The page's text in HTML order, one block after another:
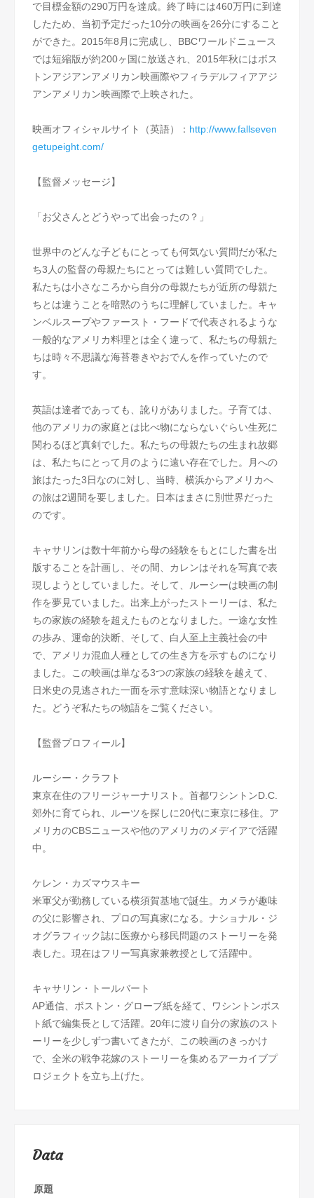
で目標金額の290万円を達成。終了時には460万円に到達
したため、当初予定だった10分の映画を26分にすること
ができた。2015年8月に完成し、BBCワールドニュース
では短縮版が約200ヶ国に放送され、2015年秋にはボス
トンアジアンアメリカン映画際やフィラデルフィアアジ
アンアメリカン映画際で上映された。
映画オフィシャルサイト（英語）： http://www.fallseven
getupeight.com/
【監督メッセージ】
「お父さんとどうやって出会ったの？」
世界中のどんな子どもにとっても何気ない質問だが私た
ち3人の監督の母親たちにとっては難しい質問でした。
私たちは小さなころから自分の母親たちが近所の母親た
ちとは違うことを暗黙のうちに理解していました。キャ
ンベルスープやファースト・フードで代表されるような
一般的なアメリカ料理とは全く違って、私たちの母親た
ちは時々不思議な海苔巻きやおでんを作っていたので
す。
英語は達者であっても、訛りがありました。子育ては、
他のアメリカの家庭とは比べ物にならないぐらい生死に
関わるほど真剣でした。私たちの母親たちの生まれ故郷
は、私たちにとって月のように遠い存在でした。月への
旅はたった3日なのに対し、当時、横浜からアメリカへ
の旅は2週間を要しました。日本はまさに別世界だった
のです。
キャサリンは数十年前から母の経験をもとにした書を出
版することを計画し、その間、カレンはそれを写真で表
現しようとしていました。そして、ルーシーは映画の制
作を夢見ていました。出来上がったストーリーは、私た
ちの家族の経験を超えたものとなりました。一途な女性
の歩み、運命的決断、そして、白人至上主義社会の中
で、アメリカ混血人種としての生き方を示すものになり
ました。この映画は単なる3つの家族の経験を越えて、
日米史の見逃された一面を示す意味深い物語となりまし
た。どうぞ私たちの物語をご覧ください。
【監督プロフィール】
ルーシー・クラフト
東京在住のフリージャーナリスト。首都ワシントンD.C.
郊外に育てられ、ルーツを探しに20代に東京に移住。ア
メリカのCBSニュースや他のアメリカのメデイアで活躍
中。
ケレン・カズマウスキー
米軍父が勤務している横須賀基地で誕生。カメラが趣味
の父に影響され、プロの写真家になる。ナショナル・ジ
オグラフィック誌に医療から移民問題のストーリーを発
表した。現在はフリー写真家兼教授として活躍中。
キャサリン・トールバート
AP通信、ボストン・グローブ紙を経て、ワシントンポス
ト紙で編集長として活躍。20年に渡り自分の家族のスト
ーリーを少しずつ書いてきたが、この映画のきっかけ
で、全米の戦争花嫁のストーリーを集めるアーカイブプ
ロジェクトを立ち上げた。
Data
原題